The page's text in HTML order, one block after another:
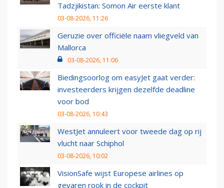
Tadzjikistan: Somon Air eerste klant
03-08-2026, 11:26
Geruzie over officiële naam vliegveld van
Mallorca
03-08-2026, 11:06
Biedingsoorlog om easyJet gaat verder:
investeerders krijgen dezelfde deadline
voor bod
03-08-2026, 10:43
WestJet annuleert voor tweede dag op rij
vlucht naar Schiphol
03-08-2026, 10:02
VisionSafe wijst Europese airlines op
gevaren rook in de cockpit